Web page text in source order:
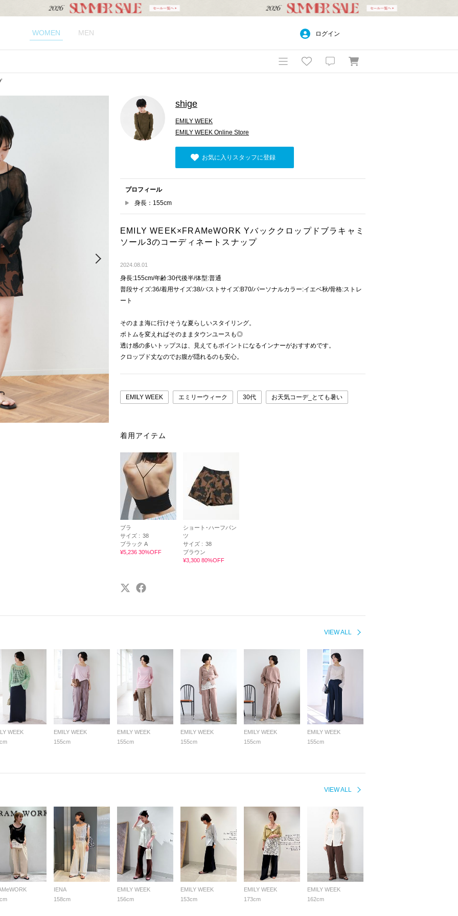
WOMEN MEN ログイン
shige
EMILY WEEK
EMILY WEEK Online Store
お気に入りスタッフに登録
プロフィール
身長：155cm
EMILY WEEK×FRAMeWORK Yバッククロップドブラキャミ
ソール3のコーディネートスナップ
2024.08.01
身長:155cm/年齢:30代後半/体型:普通
普段サイズ:36/着用サイズ:38/バストサイズ:B70/パーソナルカラー:イエベ秋/骨格:ストレ
ート
そのまま海に行けそうな夏らしいスタイリング。
ボトムを変えればそのままタウンユースも◎
透け感の多いトップスは、見えてもポイントになるインナーがおすすめです。
クロップド丈なのでお腹が隠れるのも安心。
EMILY WEEK エミリーウィーク 30代 お天気コーデ_とても暑い
着用アイテム
ブラ
サイズ : 38
ブラック A
¥5,236 30%OFF
ショート･ハーフパン
ツ
サイズ : 38
ブラウン
¥3,300 80%OFF
VIEW ALL
WEEK
EMILY WEEK
155cm
EMILY WEEK
155cm
EMILY WEEK
155cm
EMILY WEEK
155cm
EMILY WEEK
155cm
VIEW ALL
IENA
158cm
EMILY WEEK
156cm
EMILY WEEK
153cm
EMILY WEEK
173cm
EMILY WEEK
162cm